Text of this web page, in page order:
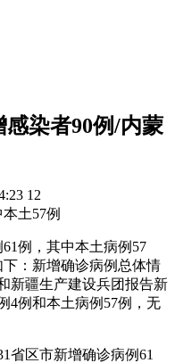
染者90例/内蒙
12
土57例
例，其中本土病例57
：新增确诊病例总体情
新疆生产建设兵团报告新
4例和本土病例57例，无
省区市新增确诊病例61